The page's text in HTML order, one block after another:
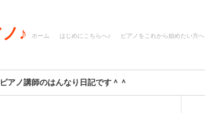
♪ ホーム はじめにこちらへ♪ ピアノをこれから始めたい方へ
アノ講師のはんなり日記です＾＾